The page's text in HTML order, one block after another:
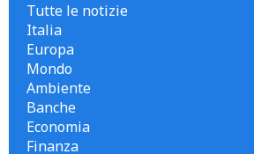
Tutte le notizie
Italia
Europa
Mondo
Ambiente
Banche
Economia
Finanza